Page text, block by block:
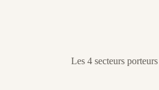
Les 4 secteurs